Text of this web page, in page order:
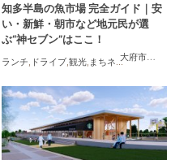
半田市, 常滑市,武豊町 大府市
,半田
知多半島の魚市場 完全ガイド｜安
い・新鮮・朝市など地元民が選
ぶ“神セブン”はここ！
ランチ ドライブ 観光 まちネタ ,連載 家族